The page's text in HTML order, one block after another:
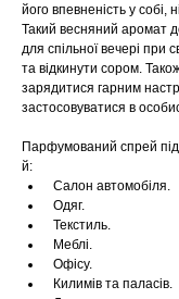
його впевненість у собі,
Такий весняний аромат
для спільної вечері при
та відкинути сором.
зарядитися гарним
застосовуватися в
Парфумований спрей
й:
Салон автомобіля.
Одяг.
Текстиль.
Меблі.
Офісу.
Килимів та паласів.